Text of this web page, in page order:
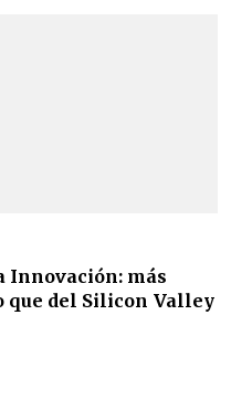
Innovación: más
que del Silicon Valley